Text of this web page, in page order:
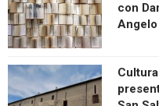
con
Angelo